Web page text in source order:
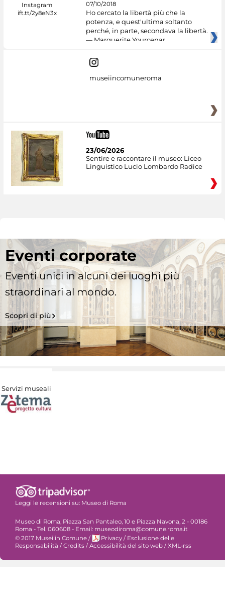
07/10/2018
Ho cercato la libertà più che la
potenza, e quest'ultima soltanto
perché, in parte, secondava la libertà.
— Marguerite Yourcenar
museiincomuneroma
23/06/2026
Sentire e raccontare il museo: Liceo
Linguistico Lucio Lombardo Radice
Eventi corporate
Eventi unici in alcuni dei luoghi più
straordinari al mondo.
Scopri di più
Servizi museali
Leggi le recensioni su: Museo di Roma
Museo di Roma, Piazza San Pantaleo, 10 e Piazza Navona, 2 - 00186
Roma - Tel. 060608 - Email: museodiroma@comune.roma.it
© 2017 Musei in Comune / Privacy / Esclusione delle
Responsabilità / Credits / Accessibilità del sito web / XML-rss